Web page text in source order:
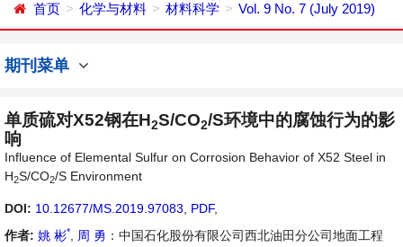
航
首页 化学与材料 材料科学 Vol. 9 No. 7 (July 2019)
期刊菜单
单质硫对X52钢在H2S/CO2/S环境中的腐蚀行为的影
响
Influence of Elemental Sulfur on Corrosion Behavior of X52 Steel in
H2S/CO2/S Environment
DOI: 10.12677/MS.2019.97083 PDF,
作者: 姚 彬* 周 勇 ：中国石化股份有限公司西北油田分公司地面工程